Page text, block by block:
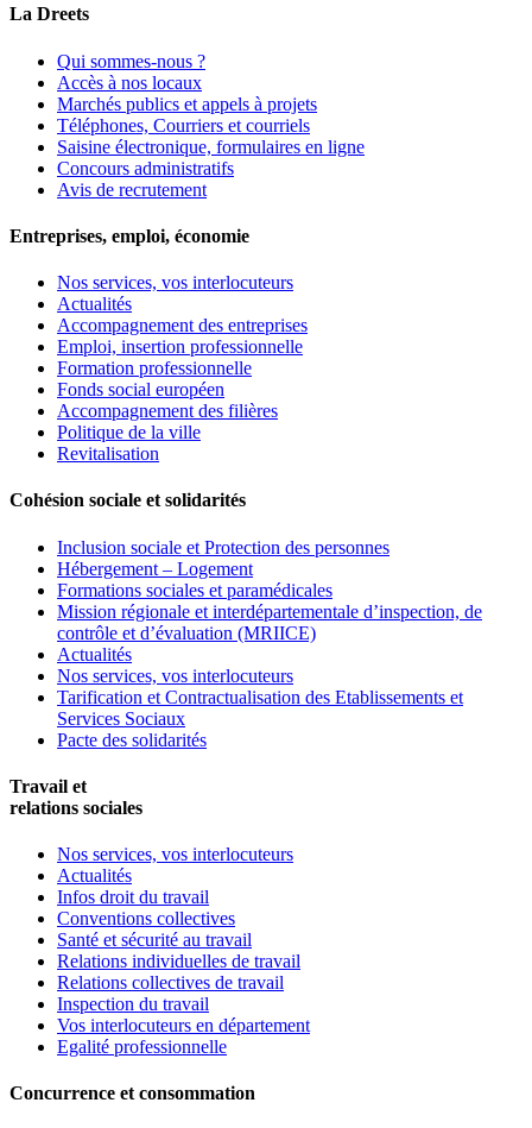
La Dreets
Qui sommes-nous ?
Accès à nos locaux
Marchés publics et appels à projets
Téléphones, Courriers et courriels
Saisine électronique, formulaires en ligne
Concours administratifs
Avis de recrutement
Entreprises, emploi, économie
Nos services, vos interlocuteurs
Actualités
Accompagnement des entreprises
Emploi, insertion professionnelle
Formation professionnelle
Fonds social européen
Accompagnement des filières
Politique de la ville
Revitalisation
Cohésion sociale et solidarités
Inclusion sociale et Protection des personnes
Hébergement – Logement
Formations sociales et paramédicales
Mission régionale et interdépartementale d’inspection, de
contrôle et d’évaluation (MRIICE)
Actualités
Nos services, vos interlocuteurs
Tarification et Contractualisation des Etablissements et
Services Sociaux
Pacte des solidarités
Travail et
relations sociales
Nos services, vos interlocuteurs
Actualités
Infos droit du travail
Conventions collectives
Santé et sécurité au travail
Relations individuelles de travail
Relations collectives de travail
Inspection du travail
Vos interlocuteurs en département
Egalité professionnelle
Concurrence et consommation